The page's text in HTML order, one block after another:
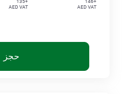
+146
AED VAT
+135
AED VAT
حجز